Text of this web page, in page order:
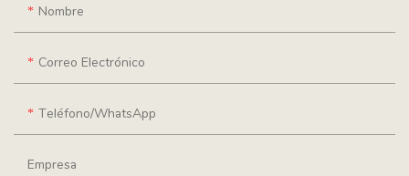
Nombre
Correo Electrónico
Teléfono/WhatsApp
Empresa